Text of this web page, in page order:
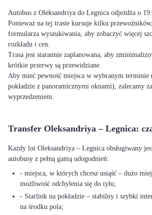
Autobus z Oleksandriya do Legnica odjeżdża o
Ponieważ na tej trasie kursuje kilku
formularza wyszukiwania, aby zobaczyć więcej
rozkładu i cen.
Trasa jest starannie zaplanowana, aby
krótkie przerwy są przewidziane.
Aby mieć pewność miejsca w wybranym terminie
pokładzie z panoramicznymi oknami), zalecamy
wyprzedzeniem.
Transfer Oleksandriya – Legnica:
Każdy lot Oleksandriya – Legnica obsługiwany
autobusy z pełną gamą udogodnień:
- miejsca, w których chcesz usiąść – dużo
możliwość odchylenia się do tyłu;
- Starlink na pokładzie – stabilny i szybki
na środku pola;